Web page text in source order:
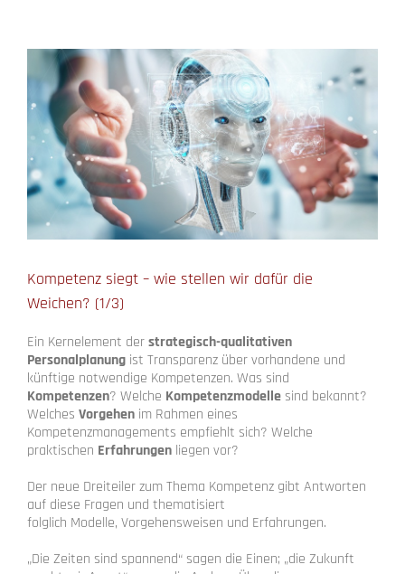
Kompetenz siegt – wie stellen wir dafür die
Weichen? (1/3)
Ein Kernelement derstrategisch-qualitativen
Personalplanung ist Transparenz über vorhandene und
künftige notwendige Kompetenzen. Was sind
Kompetenzen? Welche Kompetenzmodelle sind bekannt?
Welches Vorgehen im Rahmen eines
Kompetenzmanagements empfiehlt sich? Welche
praktischen Erfahrungen liegen vor?
Der neue Dreiteiler zum Thema Kompetenz gibt Antworten
auf diese Fragen und thematisiert
folglich Modelle, Vorgehensweisen und Erfahrungen.
„Die Zeiten sind spannend“ sagen die Einen; „die Zukunft